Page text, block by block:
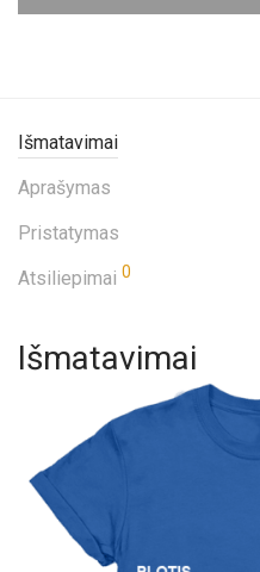
Išmatavimai
Aprašymas
Pristatymas
Atsiliepimai 0
Išmatavimai